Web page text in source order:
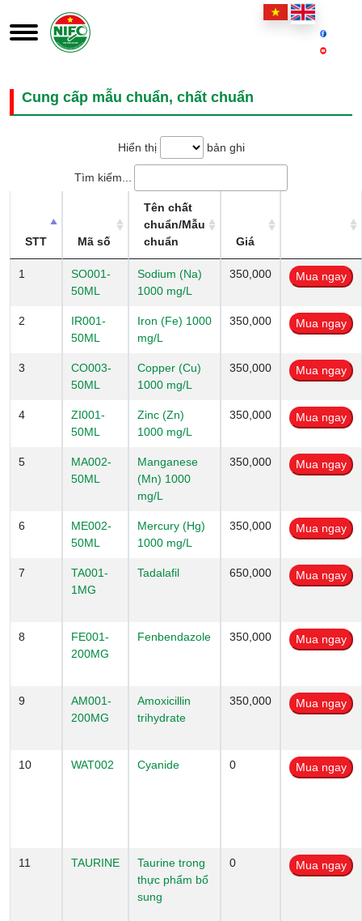
Cung cấp mẫu chuẩn, chất chuẩn
Hiển thị bản ghi
Tìm kiếm...
STT Mã số
Tên chất
chuẩn/Mẫu
chuẩn
Giá
1
SO001-
50ML
Sodium (Na)
1000 mg/L
350,000
2
IR001-
50ML
Iron (Fe) 1000
mg/L
350,000
3
CO003-
50ML
Copper (Cu)
1000 mg/L
350,000
4
ZI001-
50ML
Zinc (Zn)
1000 mg/L
350,000
5
MA002-
50ML
Manganese
(Mn) 1000
mg/L
350,000
6
ME002-
50ML
Mercury (Hg)
1000 mg/L
350,000
7
TA001-
1MG
Tadalafil 650,000
8
FE001-
200MG
Fenbendazole 350,000
9
AM001-
200MG
Amoxicillin
trihydrate
350,000
10 WAT002 Cyanide 0
11 TAURINE
Taurine trong
thực phẩm bổ
sung
0